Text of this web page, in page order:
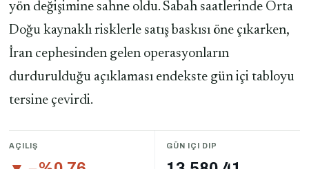
yön değişimine sahne oldu. Sabah saatlerinde Orta
Doğu kaynaklı risklerle satış baskısı öne çıkarken,
İran cephesinden gelen operasyonların
durdurulduğu açıklaması endekste gün içi tabloyu
tersine çevirdi.
AÇILIŞ GÜN IÇI DIP